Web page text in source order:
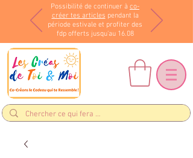
Possibilité de continuer à co-
créer tes articles pendant la
période estivale et profiter des
fdp offerts jusqu'au 16.08